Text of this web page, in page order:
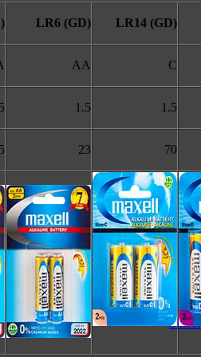
LR14 (GD)
LR6 (GD)
C
AA
1.5
1.5
70
23